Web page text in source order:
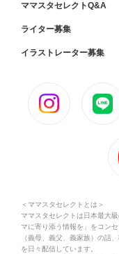
ママスタセレクトQ&A
ライター募集
イラストレーター募集
＜ママスタセレクトとは＞
ママスタセレクトは日本最大
マに寄り添う情報を」をコン
（義母、義父、義家族）の話
を日々配信しています。